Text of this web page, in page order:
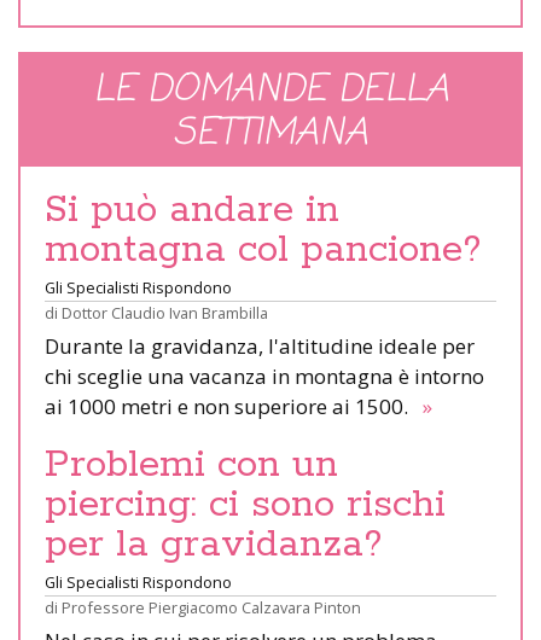
LE DOMANDE DELLA
SETTIMANA
Si può andare in
montagna col pancione?
Gli Specialisti Rispondono
di Dottor Claudio Ivan Brambilla
Durante la gravidanza, l'altitudine ideale per
chi sceglie una vacanza in montagna è intorno
ai 1000 metri e non superiore ai 1500. »
Problemi con un
piercing: ci sono rischi
per la gravidanza?
Gli Specialisti Rispondono
di Professore Piergiacomo Calzavara Pinton